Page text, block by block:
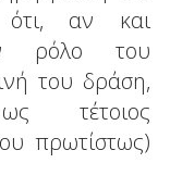
αν και
ρόλο του
του δράση,
τέτοιος
πρωτίστως)